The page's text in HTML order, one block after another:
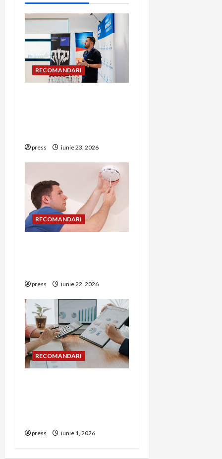
i
g
a
RECOMANDARI
press iunie 23, 2026
RECOMANDARI
press iunie 22, 2026
RECOMANDARI
press iunie 1, 2026